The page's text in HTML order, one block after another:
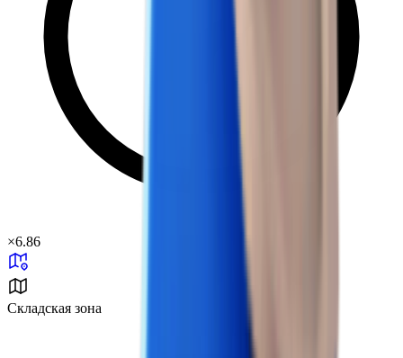
×6.86
Складская зона